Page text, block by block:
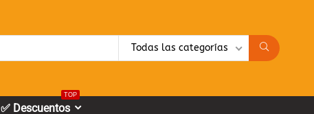
Todas las categorías
TOP
✅ Descuentos